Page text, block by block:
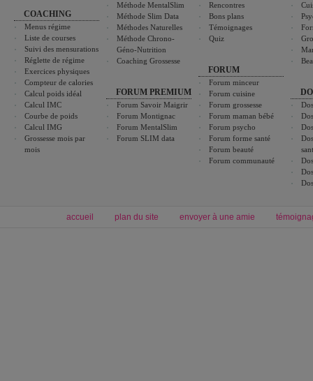
COACHING
Menus régime
Liste de courses
Suivi des mensurations
Réglette de régime
Exercices physiques
Compteur de calories
Calcul poids idéal
Calcul IMC
Courbe de poids
Calcul IMG
Grossesse mois par
mois
Méthode MentalSlim
Méthode Slim Data
Méthodes Naturelles
Méthode Chrono-
Géno-Nutrition
Coaching Grossesse
FORUM PREMIUM
Forum Savoir Maigrir
Forum Montignac
Forum MentalSlim
Forum SLIM data
Rencontres
Bons plans
Témoignages
Quiz
FORUM
Forum minceur
Forum cuisine
Forum grossesse
Forum maman bébé
Forum psycho
Forum forme santé
Forum beauté
Forum communauté
accueil plan du site envoyer à une amie